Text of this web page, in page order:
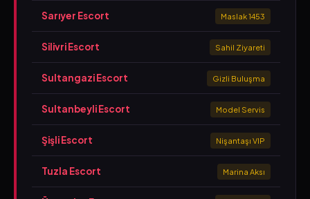
Sarıyer Escort Maslak 1453
Silivri Escort Sahil Ziyareti
Sultangazi Escort Gizli Buluşma
Sultanbeyli Escort Model Servis
Şişli Escort Nişantaşı VIP
Tuzla Escort Marina Aksı